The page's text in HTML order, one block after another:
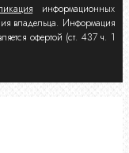
информационных
владельца. Информация
офертой (ст. 437 ч. 1